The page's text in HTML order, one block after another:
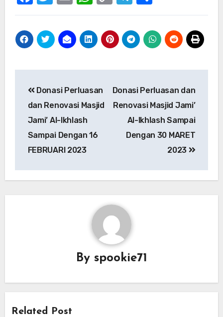
Link
navigation
Donasi Perluasan
dan Renovasi Masjid
Jami’ Al-Ikhlash
Sampai Dengan 16
FEBRUARI 2023
Donasi Perluasan dan
Renovasi Masjid Jami’
Al-Ikhlash Sampai
Dengan 30 MARET
2023
By spookie71
Related Post